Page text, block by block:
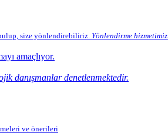
size yönlendirebiliriz. Yönlendirme hizmetimiz
amaçlıyor.
danışmanlar denetlenmektedir.
ve önerileri